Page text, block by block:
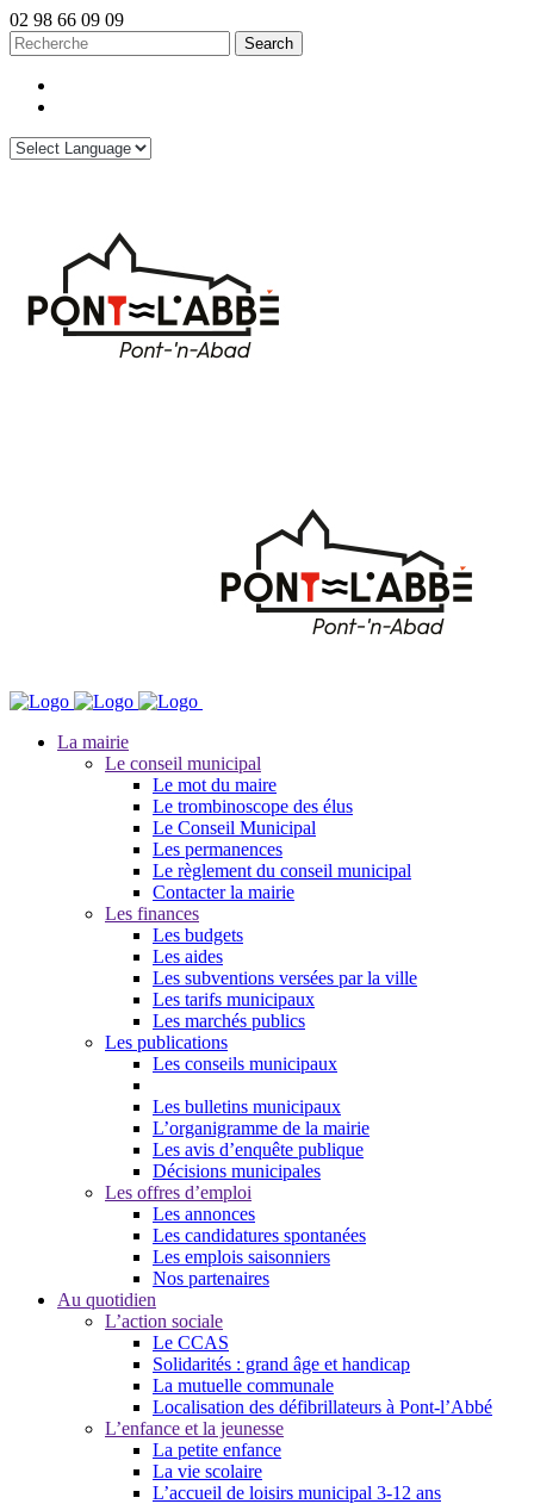
02 98 66 09 09
La mairie
Le conseil municipal
Le mot du maire
Le trombinoscope des élus
Le Conseil Municipal
Les permanences
Le règlement du conseil municipal
Contacter la mairie
Les finances
Les budgets
Les aides
Les subventions versées par la ville
Les tarifs municipaux
Les marchés publics
Les publications
Les conseils municipaux
Les bulletins municipaux
L’organigramme de la mairie
Les avis d’enquête publique
Décisions municipales
Les offres d’emploi
Les annonces
Les candidatures spontanées
Les emplois saisonniers
Nos partenaires
Au quotidien
L’action sociale
Le CCAS
Solidarités : grand âge et handicap
La mutuelle communale
Localisation des défibrillateurs à Pont-l’Abbé
L’enfance et la jeunesse
La petite enfance
La vie scolaire
L’accueil de loisirs municipal 3-12 ans